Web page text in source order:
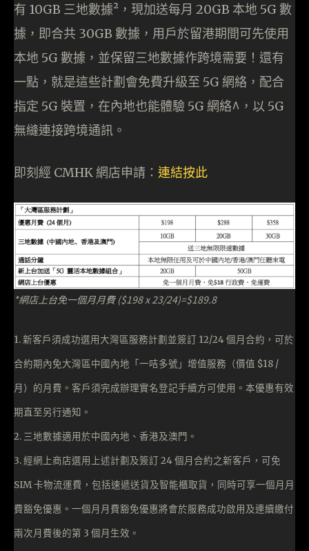
有 10GB 三地數據²，現加送每月 20GB 本地 5G 數
據，即合共 30GB 數據，用戶於留港期間可先使用
本地 5G 數據，並保留三地數據作跨境需要！還有
一點，就是這些計劃會免費升級至 5G 網絡，配合
指定 5G 裝置，在內地也能體驗 5G 網絡^，以 5G
無縫連接跨境通訊。
即刻經 CMHK 網店申請： 連結按此
*網店上台免一個月月費 ($198 x 23/24)=$189.8
1. 新客戶須成功選用大灣區服務計劃並簽訂 12/24 個月合約，可於
合約期內免大灣區中國內地「一咭多號」增值服務（價值 $18 /
月）的月費。客戶須完成辦理實名登記手續方可使用。本優惠有效
期直至另行通知。
2. 三地數據適用於中國內地、香港及澳門。
3. 經網上商店選用上述計劃及簽訂 24 個月合約之新客戶，可免
SIM 卡物流運費，包括速遞送貨及智能櫃取貨，同時可享一個月月
費豁免優惠。一個月月費豁免優惠將會於服務成功啟用及連續繳付
兩次月費後的第 3 個月生效。